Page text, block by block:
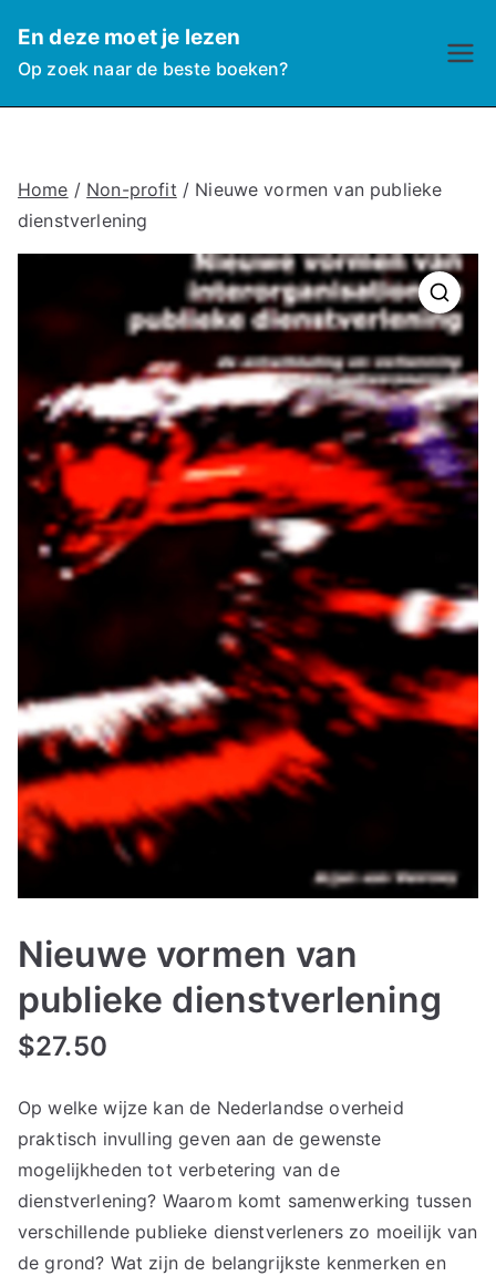
naar
de
inhoud
En deze moet je lezen
Op zoek naar de beste boeken?
Home / Non-profit / Nieuwe vormen van publieke
dienstverlening
Nieuwe vormen van
publieke dienstverlening
$27.50
Op welke wijze kan de Nederlandse overheid
praktisch invulling geven aan de gewenste
mogelijkheden tot verbetering van de
dienstverlening? Waarom komt samenwerking tussen
verschillende publieke dienstverleners zo moeilijk van
de grond? Wat zijn de belangrijkste kenmerken en